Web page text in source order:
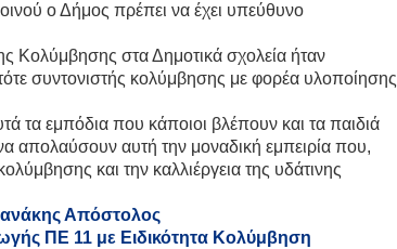
ο Δήμος πρέπει να έχει υπεύθυνο
Κολύμβησης στα Δημοτικά σχολεία ήταν
συντονιστής κολύμβησης με φορέα υλοποίησης
τα εμπόδια που κάποιοι βλέπουν και τα παιδιά
απολαύσουν αυτή την μοναδική εμπειρία που,
και την καλλιέργεια της υδάτινης
Απόστολος
ΠΕ 11 με Ειδικότητα Κολύμβηση